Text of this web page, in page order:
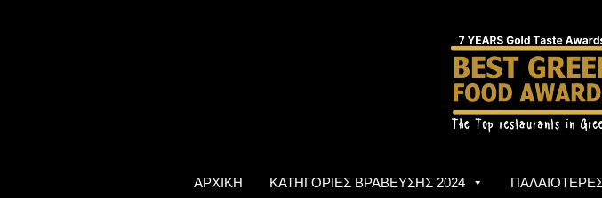
ΑΡΧΙΚΗ ΚΑΤΗΓΟΡΙΕΣ ΒΡΑΒΕΥΣΗΣ 2024